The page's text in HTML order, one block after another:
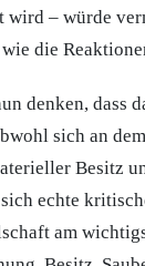
wird – würde
die
denken, dass
sich an
Besitz
echte
am